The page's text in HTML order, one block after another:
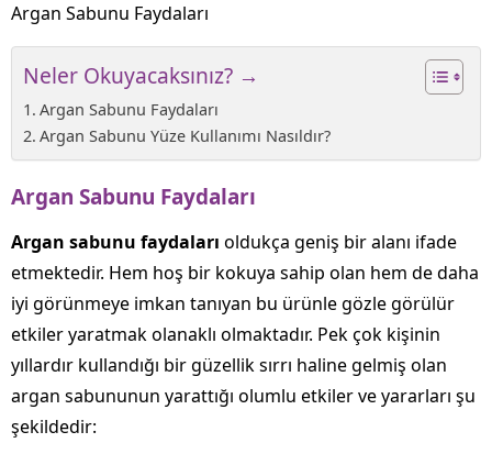
Argan Sabunu Faydaları
Neler Okuyacaksınız? →
Argan Sabunu Faydaları
Argan Sabunu Yüze Kullanımı Nasıldır?
Argan Sabunu Faydaları
Argan sabunu faydaları oldukça geniş bir alanı ifade
etmektedir. Hem hoş bir kokuya sahip olan hem de daha
iyi görünmeye imkan tanıyan bu ürünle gözle görülür
etkiler yaratmak olanaklı olmaktadır. Pek çok kişinin
yıllardır kullandığı bir güzellik sırrı haline gelmiş olan
argan sabununun yarattığı olumlu etkiler ve yararları şu
şekildedir: